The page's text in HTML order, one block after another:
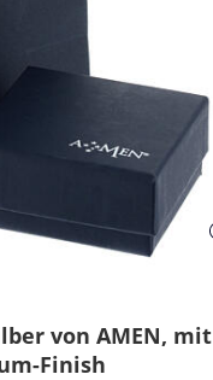
von AMEN, mit
Finish